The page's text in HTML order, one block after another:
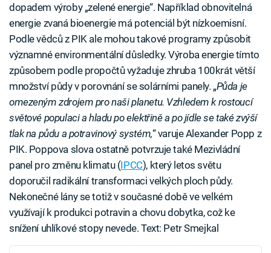
dopadem výroby „zelené energie“. Například obnovitelná
energie zvaná bioenergie má potenciál být nízkoemisní.
Podle vědců z PIK ale mohou takové programy způsobit
významné environmentální důsledky. Výroba energie tímto
způsobem podle propočtů vyžaduje zhruba 100krát větší
množství půdy v porovnání se solárními panely. „Půda je
omezeným zdrojem pro naši planetu. Vzhledem k rostoucí
světové populaci a hladu po elektřině a po jídle se také zvýší
tlak na půdu a potravinový systém,“ varuje Alexander Popp z
PIK. Poppova slova ostatně potvrzuje také Mezivládní
panel pro změnu klimatu (IPCC), který letos světu
doporučil radikální transformaci velkých ploch půdy.
Nekonečné lány se totiž v současné době ve velkém
využívají k produkci potravin a chovu dobytka, což ke
snížení uhlíkové stopy nevede. Text: Petr Smejkal